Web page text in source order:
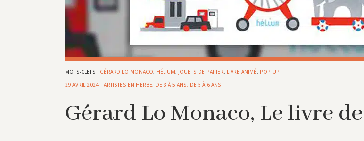
MOTS-CLEFS : GÉRARD LO MONACO, HÉLIUM, JOUETS DE PAPIER, LIVRE ANIMÉ, POP UP
29 AVRIL 2024 |ARTISTES EN HERBE, DE 3 À 5 ANS, DE 5 À 6 ANS
Gérard Lo Monaco, Le livre